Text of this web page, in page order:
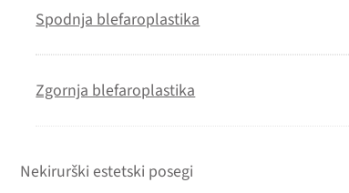
Spodnja blefaroplastika
Zgornja blefaroplastika
Nekirurški estetski posegi